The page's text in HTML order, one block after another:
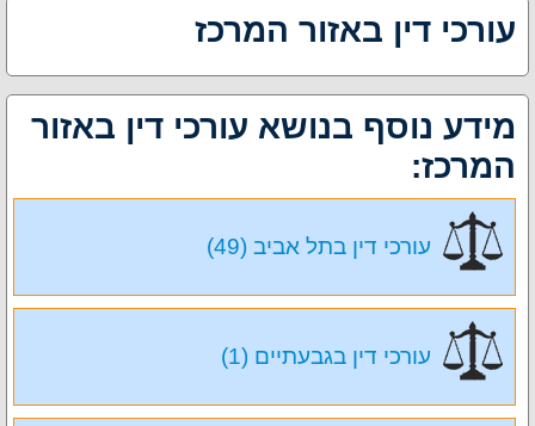
עורכי דין באזור המרכז
מידע נוסף בנושא עורכי דין באזור
המרכז:
עורכי דין בתל אביב (49)
עורכי דין בגבעתיים (1)